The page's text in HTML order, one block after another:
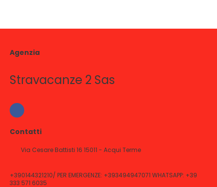
Agenzia
Stravacanze 2 Sas
Contatti
Via Cesare Battisti 16 15011 - Acqui Terme
+390144321210/ PER EMERGENZE: +393494947071 WHATSAPP: +39
333 571 6035